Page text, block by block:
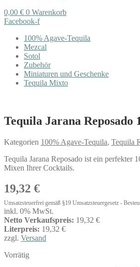
0,00 € 0 Warenkorb
Facebook-f
100% Agave-Tequila
Mezcal
Sotol
Zubehör
Miniaturen und Geschenke
Tequila Mixto
Tequila Jarana Reposado
Kategorien 100% Agave-Tequila, Tequila
Tequila Jarana Reposado ist ein perfekter
Mixen Ihrer Cocktails.
19,32 €
Umsatzsteuerfrei gemäß §19 Umsatzsteuergesetz -
inkl. 0% MwSt.
Netto Verkaufspreis: 19,32 €
Literpreis: 19,32 €
zzgl. Versand
Vorrätig